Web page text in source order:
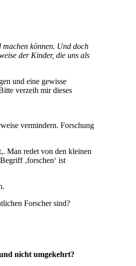
können. Und doch
der Kinder, die uns als
und eine gewisse
verzeih mir dieses
vermindern. Forschung
Man redet von den kleinen
‚forschen‘ ist
Forscher sind?
nicht umgekehrt?